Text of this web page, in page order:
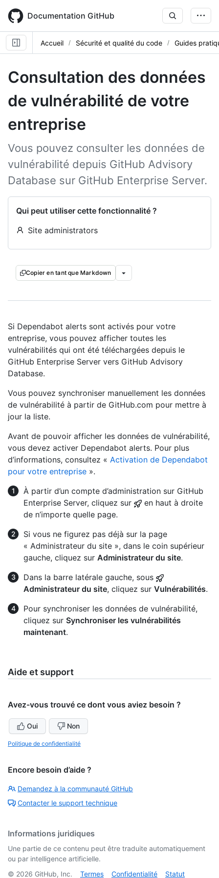
main
content
Documentation GitHub
Accueil Sécurité et qualité du code Guides
Consultation des données
de vulnérabilité de votre
entreprise
Vous pouvez consulter les données de
vulnérabilité depuis GitHub Advisory
Database sur GitHub Enterprise Server.
Qui peut utiliser cette fonctionnalité ?
Site administrators
Copier en tant que Markdown
Si Dependabot alerts sont activés pour votre
entreprise, vous pouvez afficher toutes les
vulnérabilités qui ont été téléchargées depuis le
GitHub Enterprise Server vers GitHub Advisory
Database.
Vous pouvez synchroniser manuellement les données
de vulnérabilité à partir de GitHub.com pour mettre à
jour la liste.
Avant de pouvoir afficher les données de vulnérabilité,
vous devez activer Dependabot alerts. Pour plus
d’informations, consultez « Activation de Dependabot
pour votre entreprise ».
À partir d’un compte d’administration sur GitHub
Enterprise Server, cliquez sur
en haut à droite
de n’importe quelle page.
Si vous ne figurez pas déjà sur la page
« Administrateur du site », dans le coin supérieur
gauche, cliquez sur Administrateur du site.
Dans la barre latérale gauche, sous
Administrateur du site, cliquez sur Vulnérabilités.
Pour synchroniser les données de vulnérabilité,
cliquez sur Synchroniser les vulnérabilités
maintenant.
Aide et support
Avez-vous trouvé ce dont vous aviez besoin ?
Oui Non
Politique de confidentialité
Encore besoin d’aide ?
Demandez à la communauté GitHub
Contacter le support technique
Informations juridiques
Une partie de ce contenu peut être traduite automatiquement
ou par intelligence artificielle.
© 2026 GitHub, Inc. Termes Confidentialité Statut